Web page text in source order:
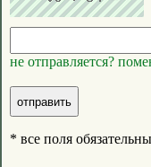
не отправляется?
* все поля